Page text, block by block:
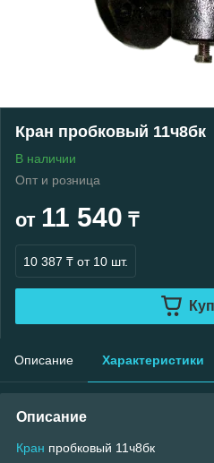
Кран пробковый 11ч8бк
В наличии
Опт и розница
от 11 540 ₸
10 387 ₸ от 10 шт.
Описание Характеристики
Описание
Кран пробковый 11ч8бк